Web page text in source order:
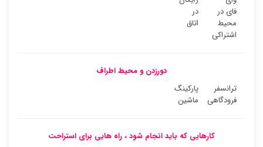
فای در
محیط
اشتراکی
در
اتاق
دورزدن و محیط اطراف
ترانسفر
فرودگاهی
پارکینگ
ماشین
کارهایی که باید انجام شود ، راه هایی برای استراحت